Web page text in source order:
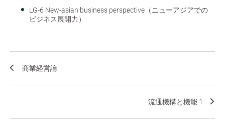
LG-6 New-asian business perspective（ニューアジアでの
ビジネス展開力）
商業経営論
流通機構と機能 1